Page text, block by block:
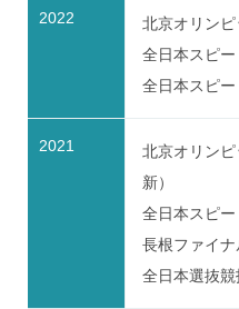
2022
北京オリン
全日本スピ
全日本スピ
2021
北京オリン
新）
全日本スピ
長根ファイ
全日本選抜